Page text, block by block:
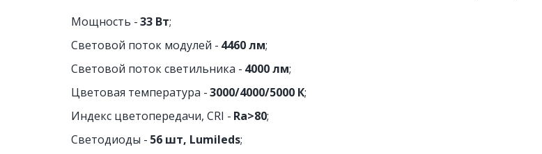
Мощность - 33 Вт;
Световой поток модулей - 4460 лм;
Световой поток светильника - 4000 лм;
Цветовая температура - 3000/4000/5000 К;
Индекс цветопередачи, CRI - Ra>80;
Светодиоды - 56 шт, Lumileds;